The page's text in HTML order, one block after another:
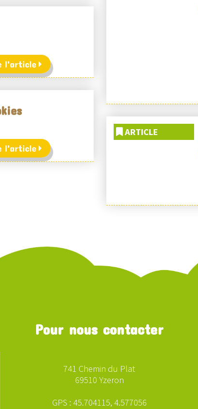
l'article
l'article
ARTICLE
Pour nous contacter
741 Chemin du Plat
69510 Yzeron
GPS : 45.704115, 4.577056